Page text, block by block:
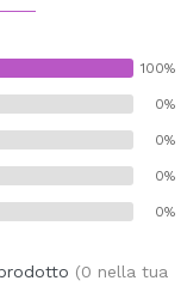
guance radiose
100%
0%
0%
0%
0%
(0 nella tua